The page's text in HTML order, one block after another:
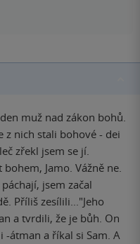
muž nad zákon bohů.
z nich stali bohové - dei
zřekl jsem se jí.
Jamo. Vážně ne.
jsem začal
Příliš zesílili..."Jeho
a tvrdili, že je bůh. On
-átman a říkal si Sam. A